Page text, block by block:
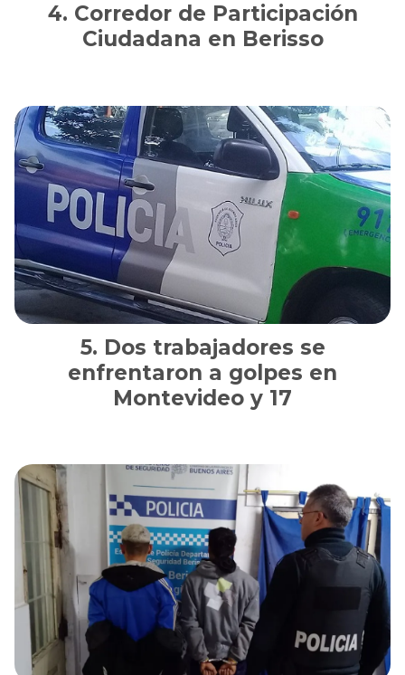
Corredor de Participación
Ciudadana en Berisso
Dos trabajadores se
enfrentaron a golpes en
Montevideo y 17